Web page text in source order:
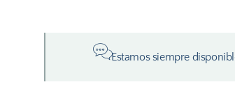
Estamos siempre